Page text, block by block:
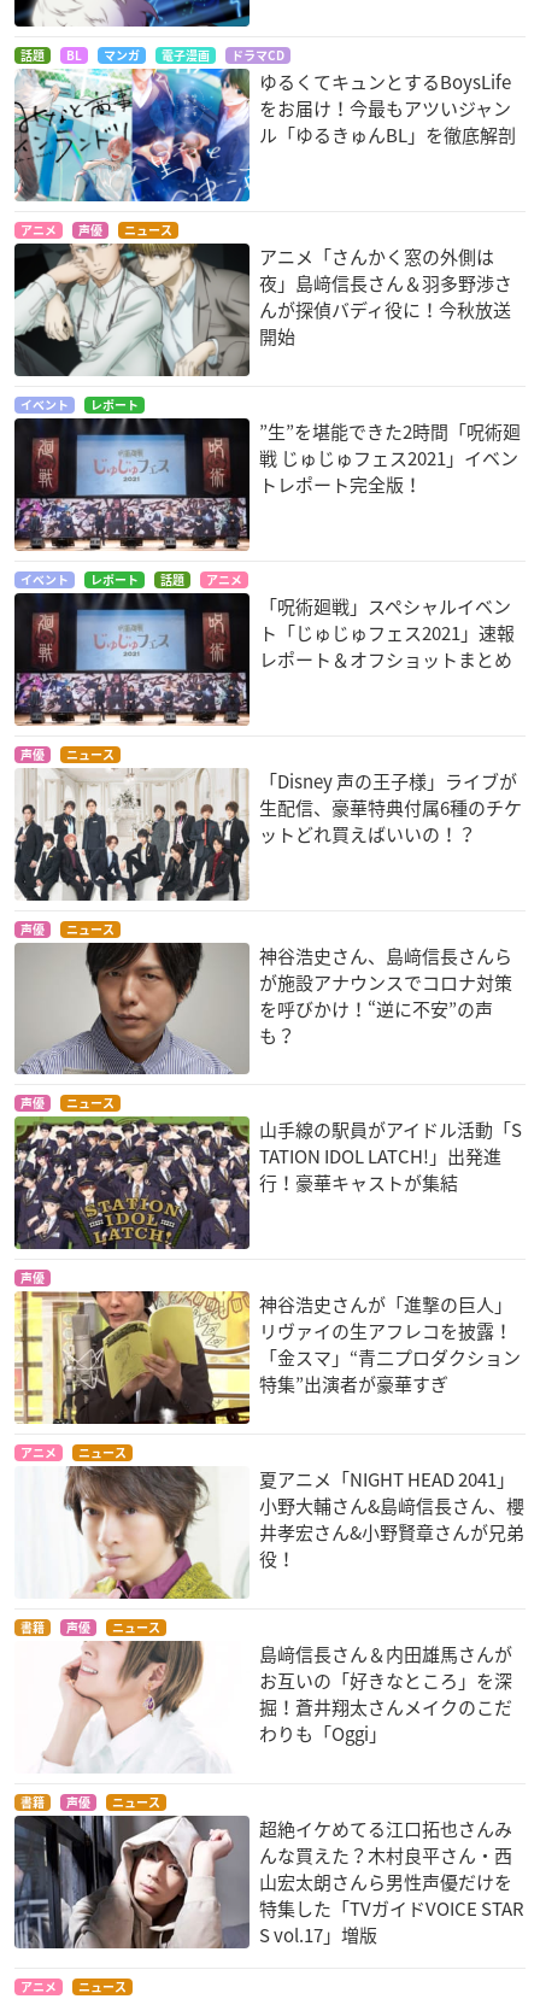
話題 BL マンガ 電子漫画 ドラマCD
ゆるくてキュンとするBoysLife
をお届け！今最もアツいジャン
ル「ゆるきゅんBL」を徹底解剖
アニメ 声優 ニュース
アニメ「さんかく窓の外側は
夜」島﨑信長さん＆羽多野渉さ
んが探偵バディ役に！今秋放送
開始
イベント レポート
”生”を堪能できた2時間「呪術廻
戦 じゅじゅフェス2021」イベン
トレポート完全版！
イベント レポート 話題 アニメ
「呪術廻戦」スペシャルイベン
ト「じゅじゅフェス2021」速報
レポート＆オフショットまとめ
声優 ニュース
「Disney 声の王子様」ライブが
生配信、豪華特典付属6種のチケ
ットどれ買えばいいの！？
声優 ニュース
神谷浩史さん、島﨑信長さんら
が施設アナウンスでコロナ対策
を呼びかけ！“逆に不安”の声
も？
声優 ニュース
山手線の駅員がアイドル活動「S
TATION IDOL LATCH!」出発進
行！豪華キャストが集結
声優
神谷浩史さんが「進撃の巨人」
リヴァイの生アフレコを披露！
「金スマ」“青二プロダクション
特集”出演者が豪華すぎ
アニメ ニュース
夏アニメ「NIGHT HEAD 2041」
小野大輔さん&島﨑信長さん、櫻
井孝宏さん&小野賢章さんが兄弟
役！
書籍 声優 ニュース
島﨑信長さん＆内田雄馬さんが
お互いの「好きなところ」を深
掘！蒼井翔太さんメイクのこだ
わりも「Oggi」
書籍 声優 ニュース
超絶イケめてる江口拓也さんみ
んな買えた？木村良平さん・西
山宏太朗さんら男性声優だけを
特集した「TVガイドVOICE STAR
S vol.17」増版
アニメ ニュース